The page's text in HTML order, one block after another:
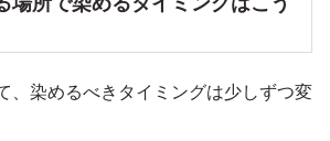
、染めるべきタイミングは少しずつ変